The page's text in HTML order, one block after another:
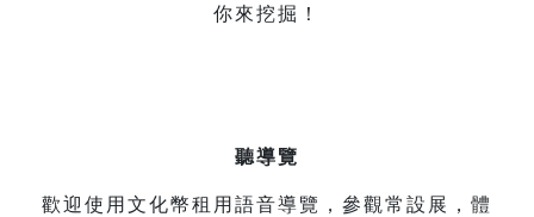
你來挖掘！
聽導覽
歡迎使用文化幣租用語音導覽，參觀常設展，體